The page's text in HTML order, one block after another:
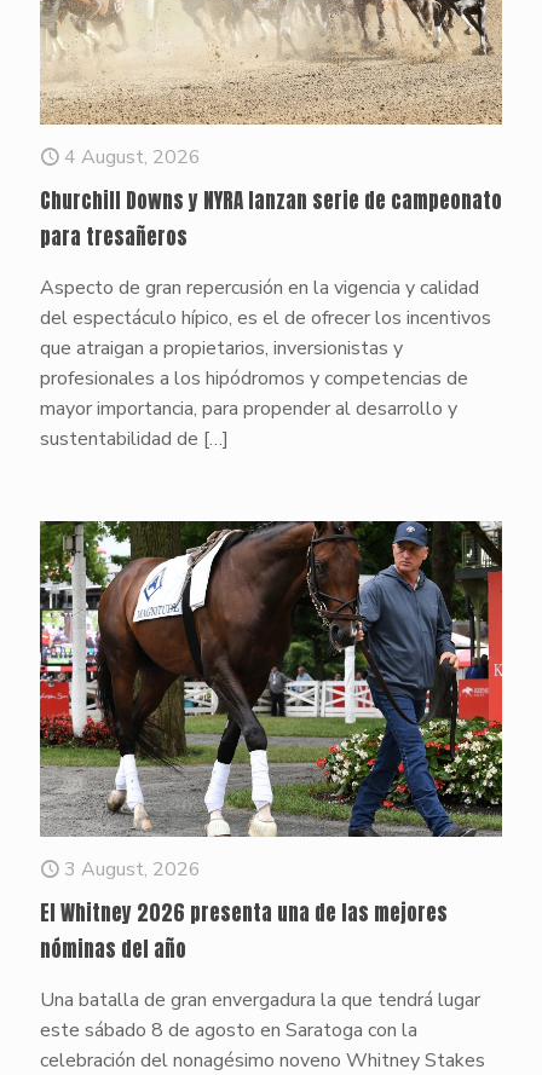
4 August, 2026
Churchill Downs y NYRA lanzan serie de campeonato
para tresañeros
Aspecto de gran repercusión en la vigencia y calidad
del espectáculo hípico, es el de ofrecer los incentivos
que atraigan a propietarios, inversionistas y
profesionales a los hipódromos y competencias de
mayor importancia, para propender al desarrollo y
sustentabilidad de […]
3 August, 2026
El Whitney 2026 presenta una de las mejores
nóminas del año
Una batalla de gran envergadura la que tendrá lugar
este sábado 8 de agosto en Saratoga con la
celebración del nonagésimo noveno Whitney Stakes